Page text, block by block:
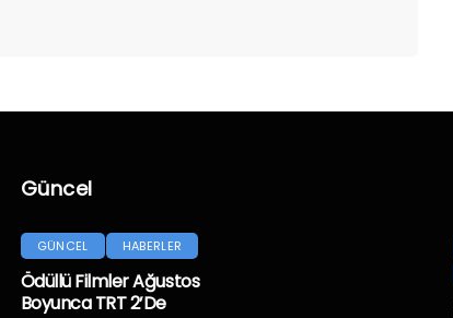
Güncel
GÜNCEL HABERLER
Ödüllü Filmler Ağustos
Boyunca TRT 2’de